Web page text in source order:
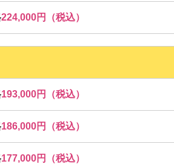
224,000円（税込）
193,000円（税込）
186,000円（税込）
177,000円（税込）